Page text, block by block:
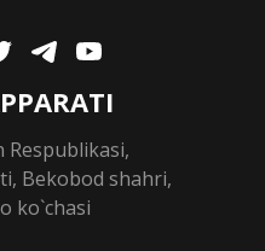
Respublikasi,
Bekobod shahri,
ko`chasi